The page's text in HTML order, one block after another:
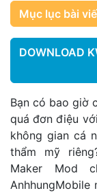
Mục lục bài
DOWNLOAD
Bạn có bao giờ
quá đơn điệu
không gian cá
thẩm mỹ
Maker Mod